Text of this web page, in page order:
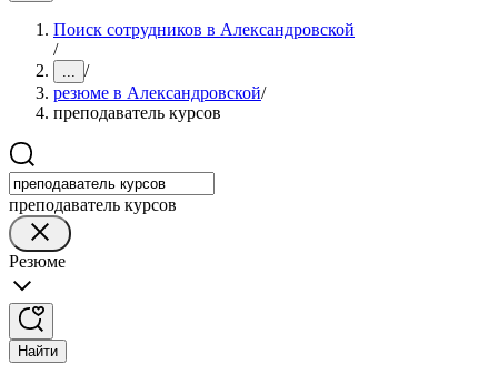
Поиск сотрудников в Александровской
/
... /
резюме в Александровской/
преподаватель курсов
преподаватель курсов
Резюме
Найти